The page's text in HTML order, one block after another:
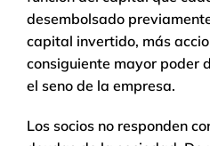
desembolsado
capital invertido, más
consiguiente mayor poder
el seno de la empresa.
Los socios no responden